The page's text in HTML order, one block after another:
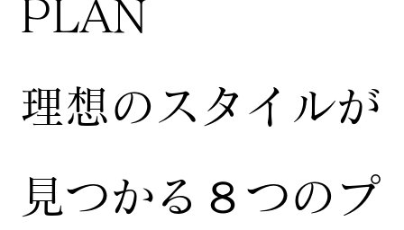
​PLAN
​理想のスタイルが
見つかる８つのプ